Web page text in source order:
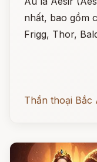
nhất, bao gồm
Frigg, Thor,
Thần thoại Bắc